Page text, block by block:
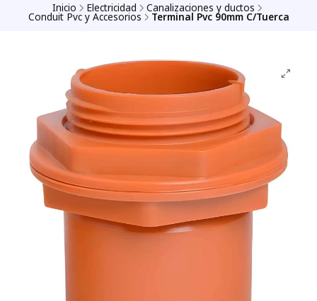
Inicio Electricidad Canalizaciones y ductos
Conduit Pvc y Accesorios Terminal Pvc 90mm C/Tuerca